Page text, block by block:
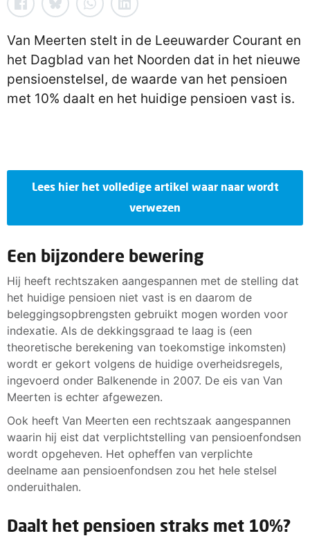
Van Meerten stelt in de Leeuwarder Courant en
het Dagblad van het Noorden dat in het nieuwe
pensioenstelsel, de waarde van het pensioen
met 10% daalt en het huidige pensioen vast is.
Lees hier het volledige artikel waar naar wordt
verwezen
Een bijzondere bewering
Hij heeft rechtszaken aangespannen met de stelling dat
het huidige pensioen niet vast is en daarom de
beleggingsopbrengsten gebruikt mogen worden voor
indexatie. Als de dekkingsgraad te laag is (een
theoretische berekening van toekomstige inkomsten)
wordt er gekort volgens de huidige overheidsregels,
ingevoerd onder Balkenende in 2007. De eis van Van
Meerten is echter afgewezen.
Ook heeft Van Meerten een rechtszaak aangespannen
waarin hij eist dat verplichtstelling van pensioenfondsen
wordt opgeheven. Het opheffen van verplichte
deelname aan pensioenfondsen zou het hele stelsel
onderuithalen.
Daalt het pensioen straks met 10%?